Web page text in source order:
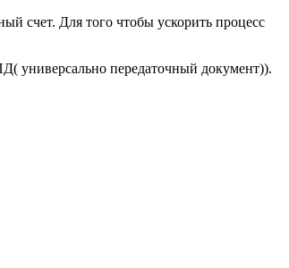
счет. Для того чтобы ускорить процесс
универсально передаточный документ)).